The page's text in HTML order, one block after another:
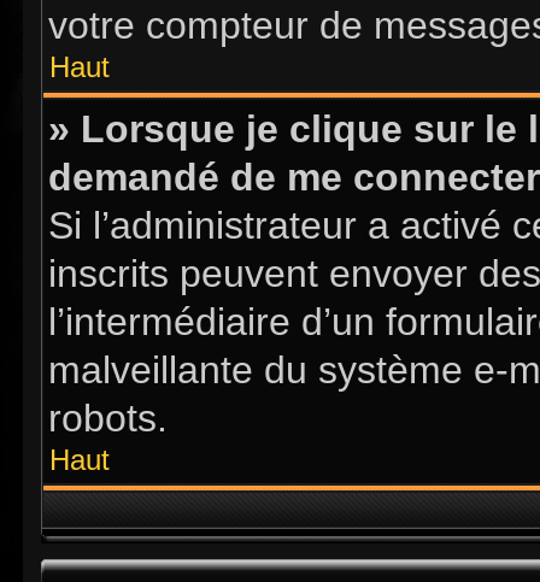
votre compteur de
Haut
» Lorsque je clique sur le
demandé de me
Si l’administrateur a activé
inscrits peuvent envoyer
l’intermédiaire d’un
malveillante du système e-
robots.
Haut